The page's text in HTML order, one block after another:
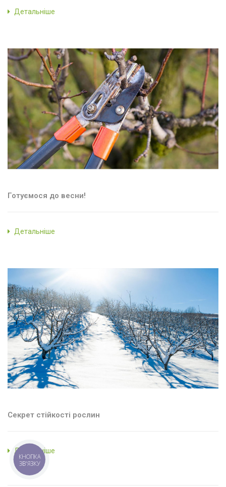
Детальніше
Готуємося до весни!
Детальніше
Секрет стійкості рослин
Детальніше
КНОПКА
ЗВ'ЯЗКУ